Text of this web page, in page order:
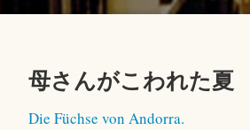
母さんがこわれた夏
Die Füchse von Andorra.